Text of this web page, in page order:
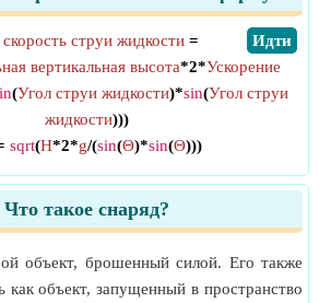
​Идти
струи жидкости=
вертикальная высота*2*Ускорение
(Угол струи жидкости)*sin(Угол струи
жидкости)))
sqrt(H*2*g/(sin(Θ)*sin(Θ)))
Что такое снаряд?
объект, брошенный силой. Его также
как объект, запущенный в пространство